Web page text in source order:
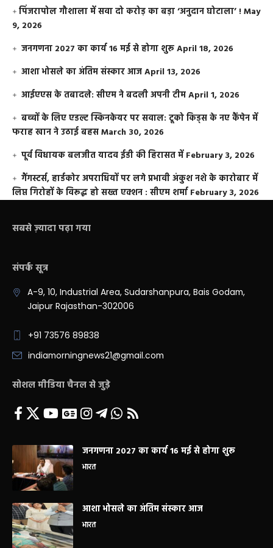
​पिंजरापोल गौशाला में सवा दो करोड़ का बड़ा ‘अनुदान घोटाला’ !May
9, 2026
जनगणना 2027 का कार्य 16 मई से होगा शुरूApril 18, 2026
आशा भोसले का अंतिम संस्कार आजApril 13, 2026
आईएएस के तबादले: सीएम ने बदली अपनी टीमApril 1, 2026
बच्चों के लिए एडल्ट स्किनकेयर पर सवाल: टूको किड्स के नए कैंपेन में
फराह खान ने उठाई बहसMarch 30, 2026
पूर्व विधायक बलजीत यादव ईडी की हिरासत में February 3, 2026
गैंगस्टर्स, हार्डकोर अपराधियों पर लगे प्रभावी अंकुश नशे के कारोबार में
लिप्त गिरोहों के विरूद्ध हो सख्त एक्शन : सीएम शर्मा February 3, 2026
सबसे ज़्यादा पढ़ा गया
संपर्क सूत्र
A-9, 10, Industrial Area, Sudarshanpura, Bais Godam,
Jaipur Rajasthan-302006
+91 73576 89838
indiamorningnews21@gmail.com
सोशल मीडिया चैनल से जुड़े
जनगणना 2027 का कार्य 16 मई से होगा शुरू
भारत
आशा भोसले का अंतिम संस्कार आज
भारत